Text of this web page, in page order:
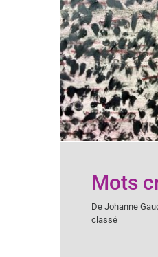
Mots
De Johanne
classé